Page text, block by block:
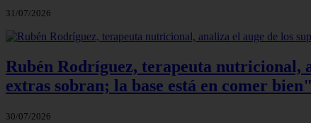
31/07/2026
Rubén Rodríguez, terapeuta nutricional,
extras sobran; la base está en comer bien"
30/07/2026